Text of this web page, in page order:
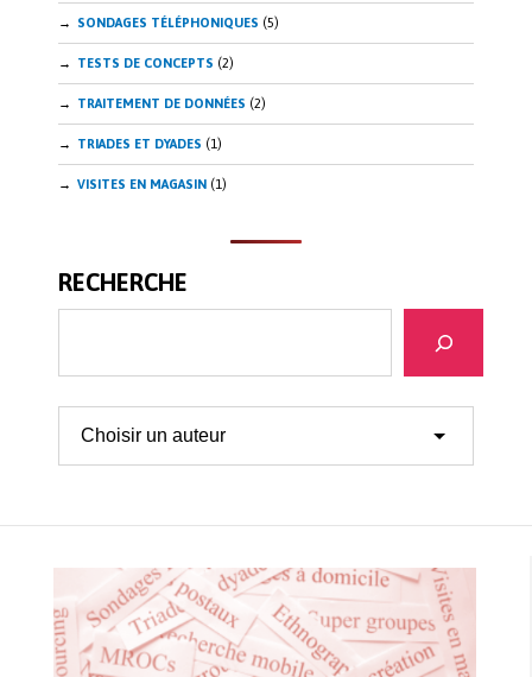
SONDAGES TÉLÉPHONIQUES (5)
TESTS DE CONCEPTS (2)
TRAITEMENT DE DONNÉES (2)
TRIADES ET DYADES (1)
VISITES EN MAGASIN (1)
RECHERCHE